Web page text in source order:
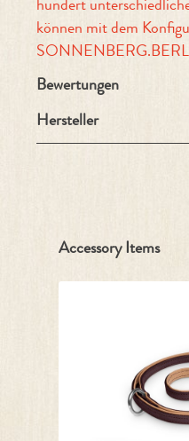
hundert
können mit dem
Bewertungen
Hersteller
Produktgalerie
Accessory Items